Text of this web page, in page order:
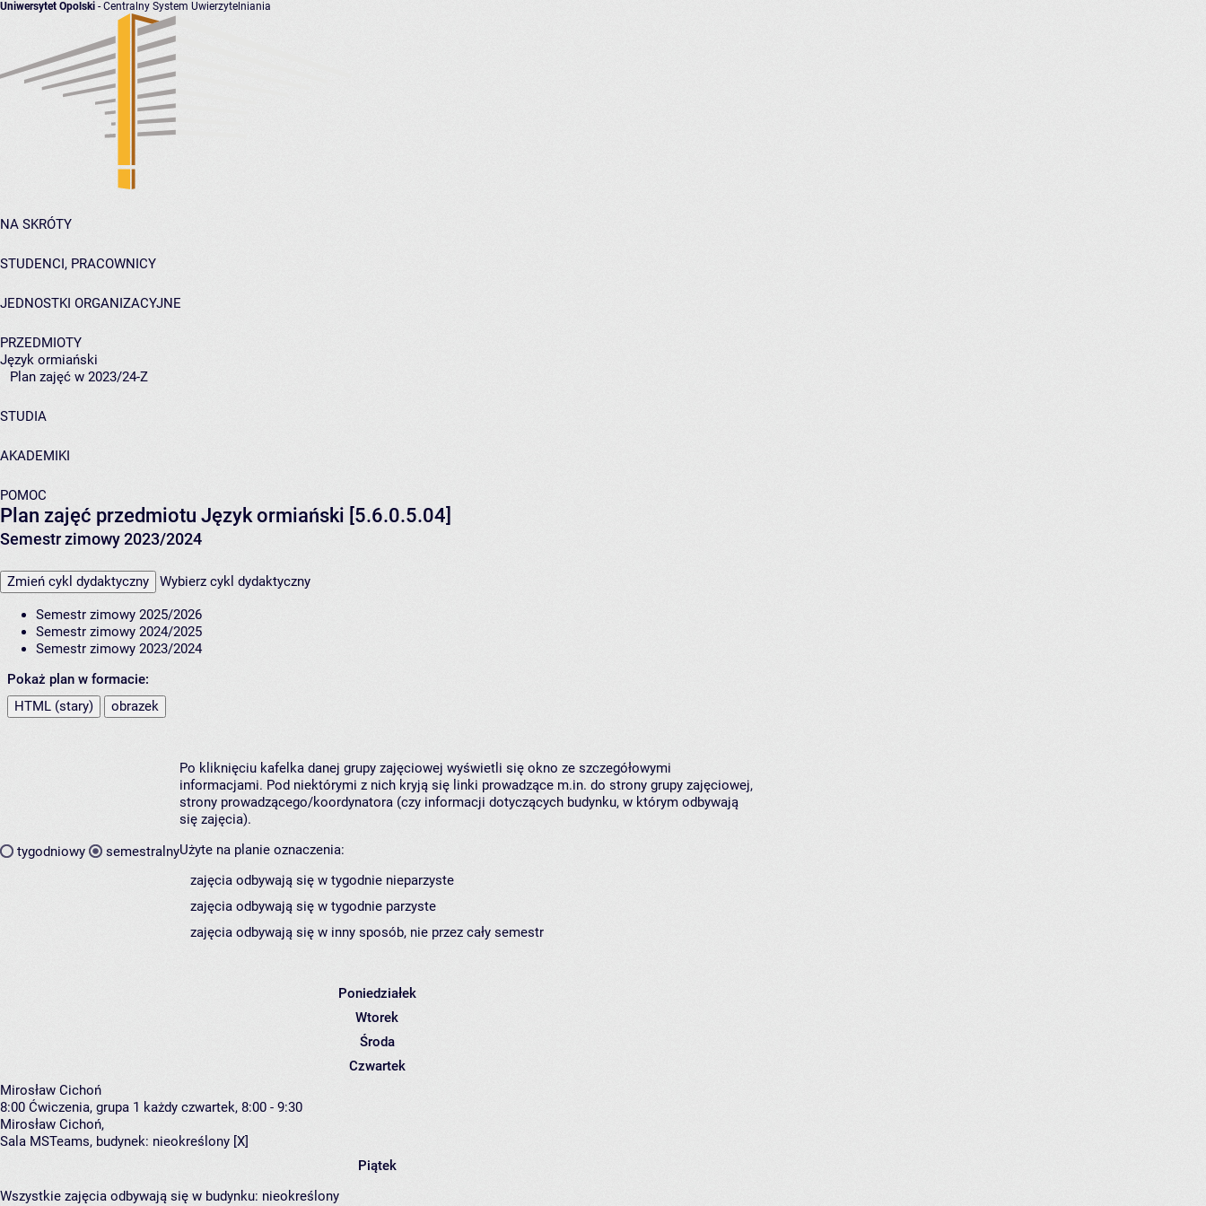
Uniwersytet Opolski - Centralny System Uwierzytelniania
NA SKRÓTY
STUDENCI, PRACOWNICY
JEDNOSTKI ORGANIZACYJNE
PRZEDMIOTY
Język ormiański
Plan zajęć w 2023/24-Z
STUDIA
AKADEMIKI
POMOC
Plan zajęć przedmiotu Język ormiański [5.6.0.5.04]
Semestr zimowy 2023/2024
Zmień cykl dydaktyczny Wybierz cykl dydaktyczny
Semestr zimowy 2025/2026
Semestr zimowy 2024/2025
Semestr zimowy 2023/2024
Pokaż plan w formacie:
HTML (stary)
obrazek
tygodniowy semestralny
Po kliknięciu kafelka danej grupy zajęciowej wyświetli się okno ze szczegółowymi
informacjami. Pod niektórymi z nich kryją się linki prowadzące m.in. do strony grupy zajęciowej,
strony prowadzącego/koordynatora (czy informacji dotyczących budynku, w którym odbywają
się zajęcia).
Użyte na planie oznaczenia:
zajęcia odbywają się w tygodnie nieparzyste
zajęcia odbywają się w tygodnie parzyste
zajęcia odbywają się w inny sposób, nie przez cały semestr
Poniedziałek
Wtorek
Środa
Czwartek
Mirosław Cichoń
8:00 Ćwiczenia, grupa 1 każdy czwartek, 8:00 - 9:30
Mirosław Cichoń,
Sala MSTeams, budynek: nieokreślony [X]
Piątek
Wszystkie zajęcia odbywają się w budynku: nieokreślony